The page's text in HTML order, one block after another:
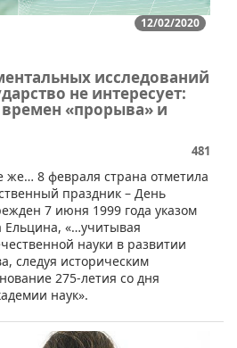
12/02/2020
исследований
не интересует:
«прорыва» и
481
же… 8 февраля страна отметила
праздник – День
7 июня 1999 года указом
Ельцина, «…учитывая
науки в развитии
следуя историческим
275-летия со дня
наук».